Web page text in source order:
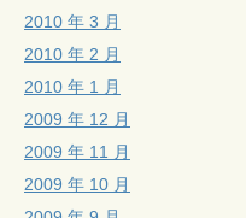
2010 年 3 月
2010 年 2 月
2010 年 1 月
2009 年 12 月
2009 年 11 月
2009 年 10 月